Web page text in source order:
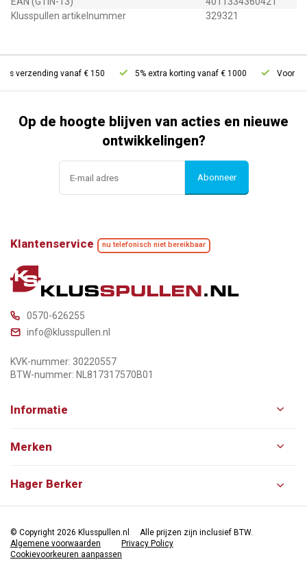
Klusspullen artikelnummer
329321
verzending vanaf € 150 5% extra korting vanaf € 1000 Voor
Op de hoogte blijven van acties en nieuwe
ontwikkelingen?
Abonneer
Klantenservice nu telefonisch niet bereikbaar
0570-626255
info@klusspullen.nl
KVK-nummer: 30220557
BTW-nummer: NL817317570B01
Informatie
Merken
Hager Berker
© Copyright 2026 Klusspullen.nl
Alle prijzen zijn inclusief BTW.
Algemene voorwaarden
Privacy Policy
Cookievoorkeuren aanpassen